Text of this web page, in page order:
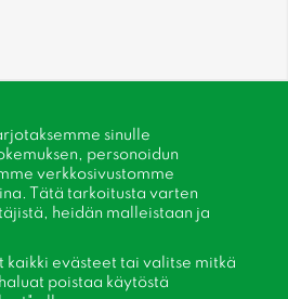
sinulle
personoidun
verkkosivustomme
Tätä tarkoitusta varten
heidän malleistaan ​​ja
kaikki evästeet tai valitse mitkä
poistaa käytöstä